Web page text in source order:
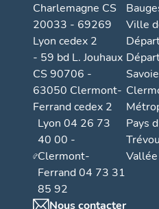
Charlemagne CS
20033 - 69269
Lyon cedex 2
- 59 bd L. Jouhaux
CS 90706 -
63050 Clermont-
Ferrand cedex 2
Lyon 04 26 73
40 00 -
Clermont-
Ferrand 04 73 31
85 92
Nous contacter
Ville
Savoie
Pays
Vallée